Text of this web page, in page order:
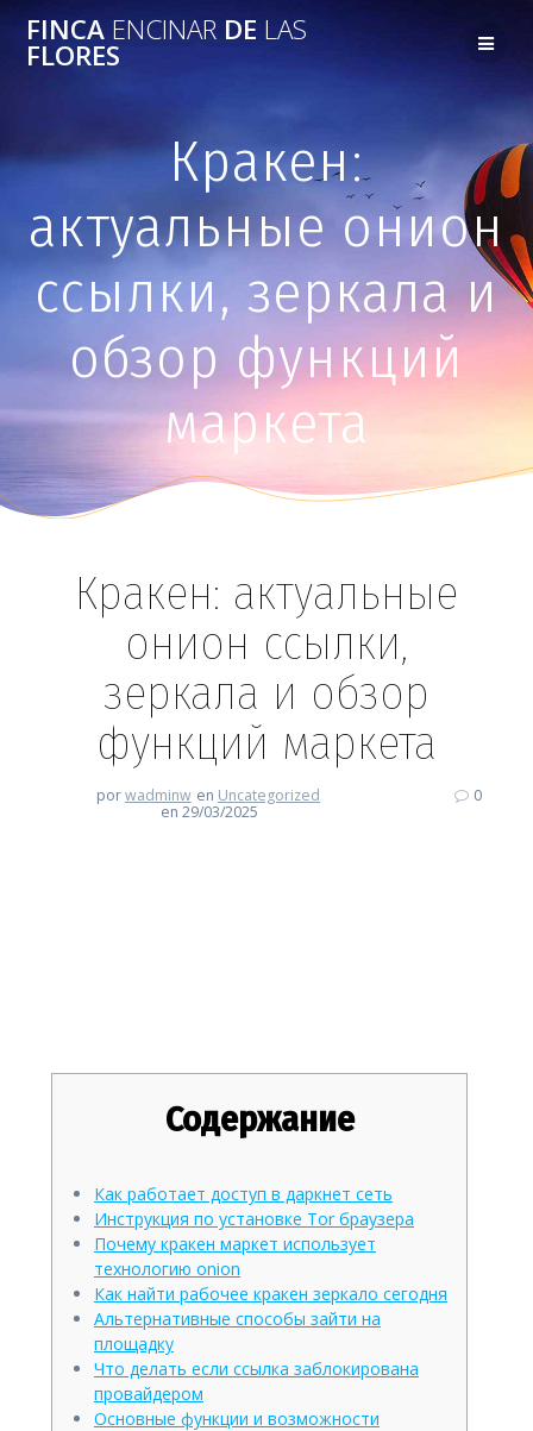
FINCA ENCINAR DE LAS
FLORES
Кракен:
актуальные онион
ссылки, зеркала и
обзор функций
маркета
Кракен: актуальные
онион ссылки,
зеркала и обзор
функций маркета
porwadminw en Uncategorized
en 29/03/2025
0
Содержание
Как работает доступ в даркнет сеть
Инструкция по установке Tor браузера
Почему кракен маркет использует
технологию onion
Как найти рабочее кракен зеркало сегодня
Альтернативные способы зайти на
площадку
Что делать если ссылка заблокирована
провайдером
Основные функции и возможности